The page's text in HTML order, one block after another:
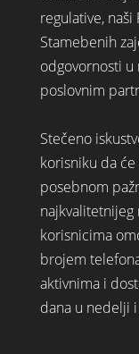
regulative,
Stamebenih
odgovornosti
poslovnim
Stečeno
korisniku da
posebnom
najkvalitetnijeg
korisnicima
brojem
aktivnima i
dana u nedelji